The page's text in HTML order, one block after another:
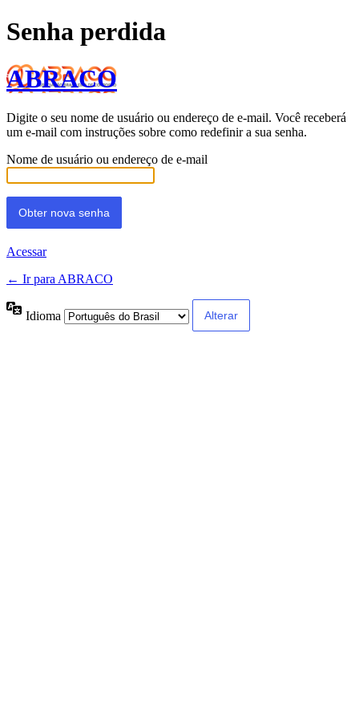
Senha perdida
ABRACO
Digite o seu nome de usuário ou endereço de e-mail. Você receberá
um e-mail com instruções sobre como redefinir a sua senha.
Nome de usuário ou endereço de e-mail
Acessar
← Ir para ABRACO
Idioma